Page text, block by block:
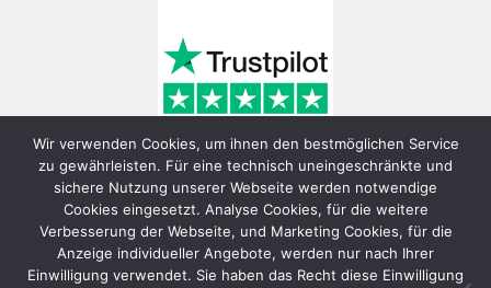
Wir verwenden Cookies, um ihnen den bestmöglichen Service
zu gewährleisten. Für eine technisch uneingeschränkte und
sichere Nutzung unserer Webseite werden notwendige
Cookies eingesetzt. Analyse Cookies, für die weitere
Verbesserung der Webseite, und Marketing Cookies, für die
Anzeige individueller Angebote, werden nur nach Ihrer
Einwilligung verwendet. Sie haben das Recht diese Einwilligung